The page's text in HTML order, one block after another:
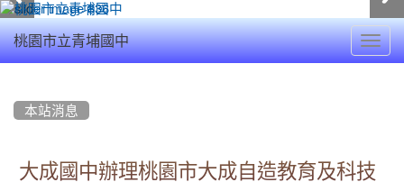
桃園市立青埔國中
本站消息
大成國中辦理桃園市大成自造教育及科技